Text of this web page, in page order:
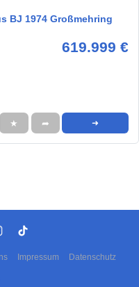
BJ 1974 Großmehring
619.999 €
★ ➦ ➜
Impressum Datenschutz